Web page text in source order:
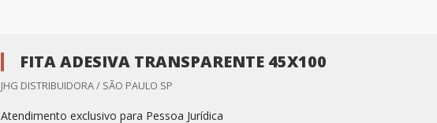
FITA ADESIVA TRANSPARENTE 45X100
JHG DISTRIBUIDORA / SÃO PAULO SP
Atendimento exclusivo para Pessoa Jurídica